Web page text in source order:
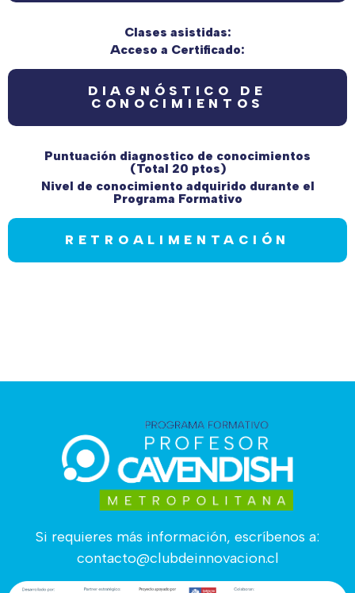
Clases asistidas:
Acceso a Certificado:
DIAGNÓSTICO DE
CONOCIMIENTOS
Puntuación diagnostico de conocimientos
(Total 20 ptos)
Nivel de conocimiento adquirido durante el
Programa Formativo
RETROALIMENTACIÓN
Si requieres más información, escríbenos a:
contacto@clubdeinnovacion.cl